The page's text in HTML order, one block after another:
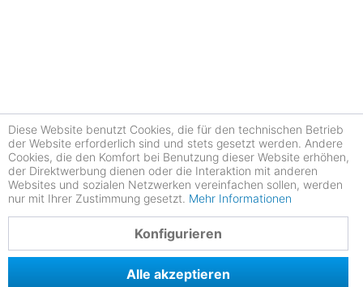
Diese Website benutzt Cookies, die für den technischen Betrieb
der Website erforderlich sind und stets gesetzt werden. Andere
Cookies, die den Komfort bei Benutzung dieser Website erhöhen,
der Direktwerbung dienen oder die Interaktion mit anderen
Websites und sozialen Netzwerken vereinfachen sollen, werden
nur mit Ihrer Zustimmung gesetzt. Mehr Informationen
Konfigurieren
Alle akzeptieren